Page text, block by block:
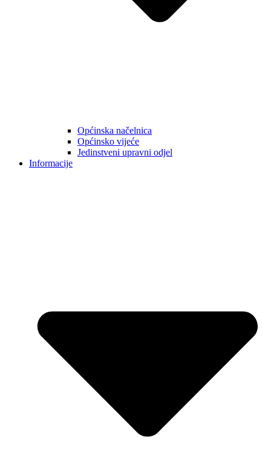
Općinska načelnica
Općinsko vijeće
Jedinstveni upravni odjel
Informacije